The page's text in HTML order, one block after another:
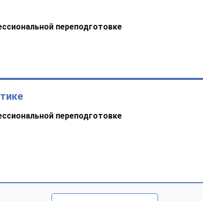
переподготовке
переподготовке